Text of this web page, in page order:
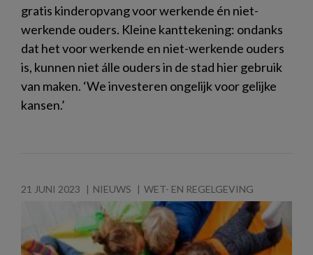
gratis kinderopvang voor werkende én niet-
werkende ouders. Kleine kanttekening: ondanks
dat het voor werkende en niet-werkende ouders
is, kunnen niet álle ouders in de stad hier gebruik
van maken. ‘We investeren ongelijk voor gelijke
kansen.’
21 JUNI 2023 NIEUWS WET- EN REGELGEVING